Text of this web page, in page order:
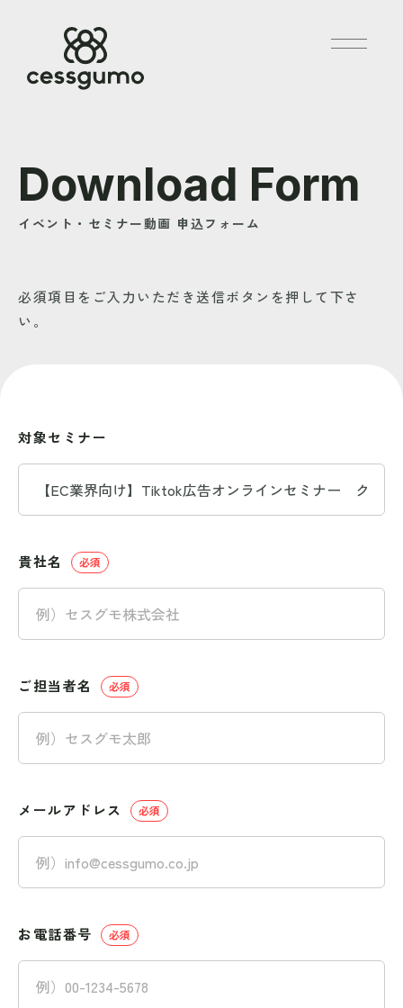
Download Form
イベント・セミナー動画 申込フォーム
必須項目をご入力いただき送信ボタンを押して下さ
い。
対象セミナー
貴社名
ご担当者名
メールアドレス
お電話番号